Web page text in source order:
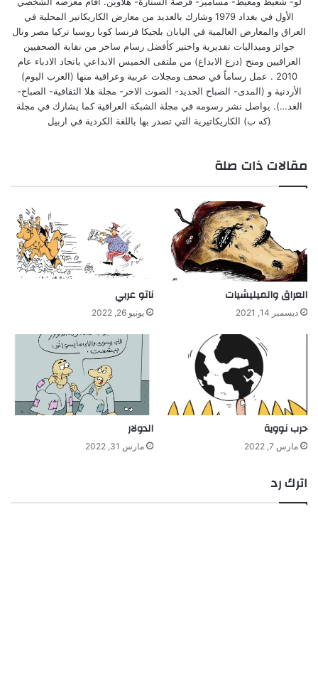
الأول في بغداد 1979 وشارك بالعديد من معارض الكاريكاتير المحلية في
العراق والمعارض العالمية في اليابان بلجيكا فرنسا كوبا روسيا تركيا مصر ونال
جوائز وميداليات تقديرية واختير كأفضل رسام ساخر من نقابة الصحفيين
العراقيين ومنح (درع الابداع) من ملتقى الخميس الابداعي باتحاد الادباء عام
2010 . عمل رساماً في صحف ومجلات عربية وعراقية منها (العرب اليوم)
الأردنية و (المدى- الصباح الجديد- الصوت الاخر- مجلة هلا الثقافية- الصباح-
الغد…). يواصل نشر رسومه في مجلة الشبكة العراقية كما يشارك في مجلة
(كه ب) الكاريكاتيرية التي تصدر بها باللغة الكردية في اربيل
مقالات ذات صلة
العراق والميليشيات
ديسمبر 14, 2021
ناتو عربي
يونيو 26, 2022
حرب نووية
مارس 7, 2022
الدولار
مارس 31, 2022
اترك رد